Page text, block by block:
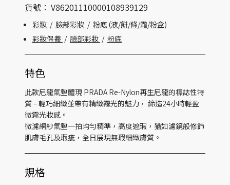
貨號： V86201110000108939129
彩妝 / 臉部彩妝 / 粉底 (液/餅/條/霜/粉盒)
彩妝保養 / 臉部彩妝 / 粉底
特色
此款尼龍氣墊體現 PRADA Re-Nylon再生尼龍的標誌性特
質 – 輕巧細緻並帶有精緻霧光的魅力， 締造24小時輕盈
微霧光妝感。
微濾網紗氣墊一拍均勻精準，高度遮瑕，猶如濾鏡般修飾
肌膚毛孔及瑕疵，全日展現無瑕細緻膚質。​
規格